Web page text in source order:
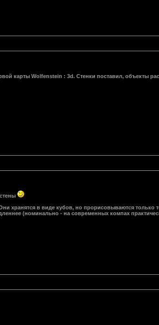
карты Wolfenstein : 3d. Стенки поставил, объекты
хранятся в виде кубов, но прорисовываются только
(номинально - на современных компах